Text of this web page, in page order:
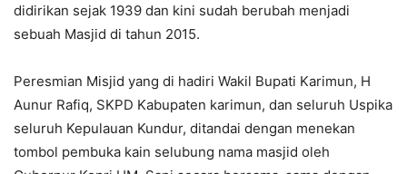
didirikan sejak 1939 dan kini sudah berubah menjadi
sebuah Masjid di tahun 2015.
Peresmian Misjid yang di hadiri Wakil Bupati Karimun, H
Aunur Rafiq, SKPD Kabupaten karimun, dan seluruh Uspika
seluruh Kepulauan Kundur, ditandai dengan menekan
tombol pembuka kain selubung nama masjid oleh